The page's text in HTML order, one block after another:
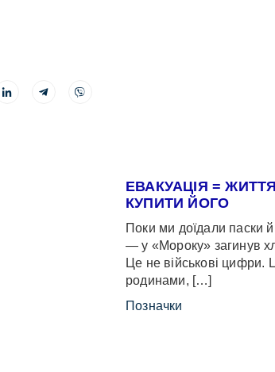
ЕВАКУАЦІЯ =
КУПИТИ ЙОГО
Поки ми доїдали паски
— у «Мороку» загинув
Це не військові
родинами, […]
Позначки